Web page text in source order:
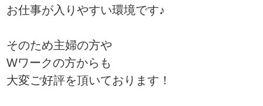
お仕事が入りやすい環境です♪
そのため主婦の方や
Wワークの方からも
大変ご好評を頂いております！